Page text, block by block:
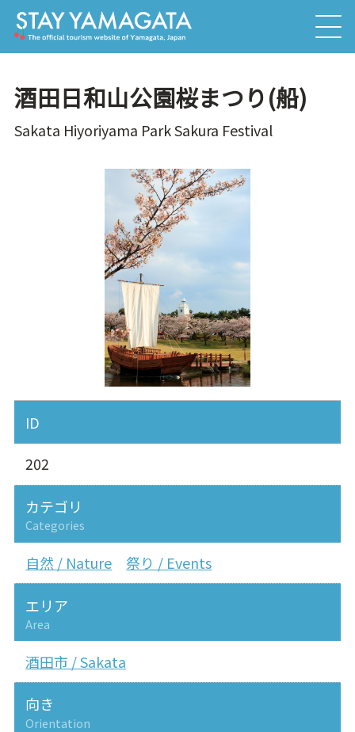
酒田日和山公園桜まつり(船)
Sakata Hiyoriyama Park Sakura Festival
ID
202
カテゴリ
Categories
自然 / Nature 祭り / Events
エリア
Area
酒田市 / Sakata
向き
Orientation